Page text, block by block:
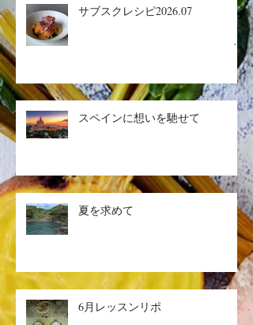
サブスクレシピ2026.07
生ハ
ムメロン／マグロのザタールグリ
ル、キヌアサラダ／マンゴープリ
スペインに想いを馳せて
夏を求めて
6月レッスンリポ